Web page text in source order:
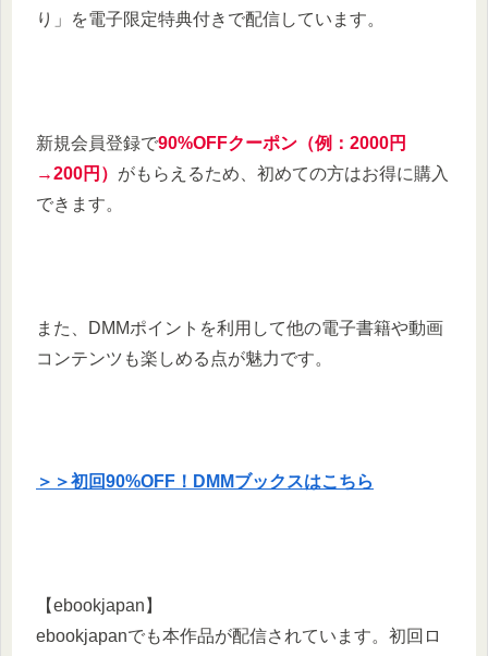
り」を電子限定特典付きで配信しています。
​新規会員登録で90%OFFクーポン（例：2000円
→200円） がもらえるため、初めての方はお得に購入
できます。​
また、DMMポイントを利用して他の電子書籍や動画
コンテンツも楽しめる点が魅力です。​
＞＞初回90%OFF！DMMブックスはこちら
【ebookjapan】
ebookjapanでも本作品が配信されています。​初回ロ